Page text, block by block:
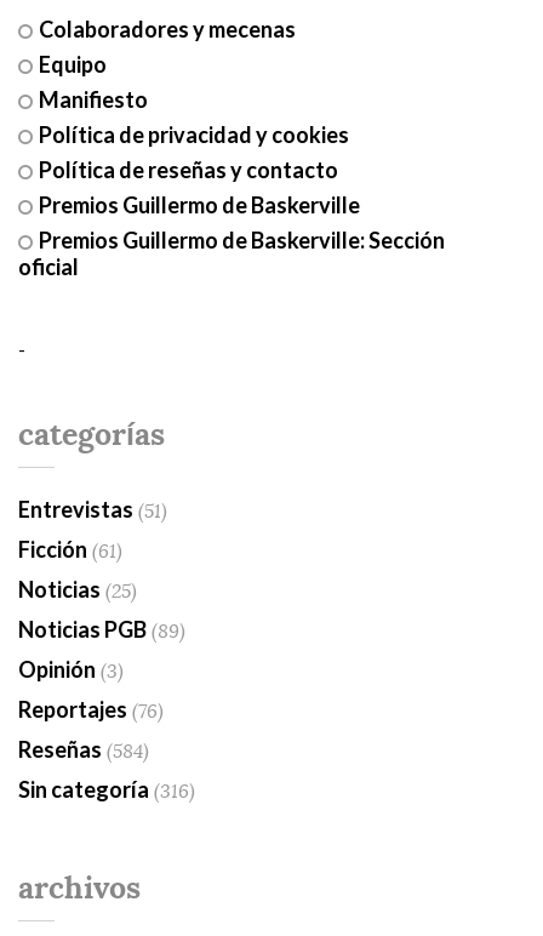
Colaboradores y mecenas
Equipo
Manifiesto
Política de privacidad y cookies
Política de reseñas y contacto
Premios Guillermo de Baskerville
Premios Guillermo de Baskerville: Sección
oficial
-
categorías
Entrevistas (51)
Ficción (61)
Noticias (25)
Noticias PGB(89)
Opinión (3)
Reportajes (76)
Reseñas (584)
Sin categoría (316)
archivos